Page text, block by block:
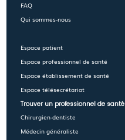
FAQ
Qui sommes-nous
Espace patient
Espace professionnel de santé
Espace établissement de santé
Espace télésecrétariat
Trouver un professionnel de santé
Chirurgien-dentiste
Médecin généraliste